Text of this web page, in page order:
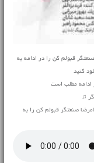
قبولم کن را در ادامه به
ادامه مطلب است
♫
صنعتگر قبولم کن را به